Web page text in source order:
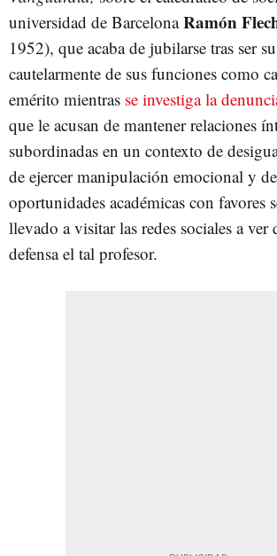
universidad de BarcelonaRamón
1952), que acaba de jubilarse tras ser
cautelarmente de sus funciones como
emérito mientras se investiga la
que le acusan de mantener relaciones
subordinadas en un contexto de
de ejercer manipulación emocional y
oportunidades académicas con favores
llevado a visitar las redes sociales a ver
defensa el tal profesor.